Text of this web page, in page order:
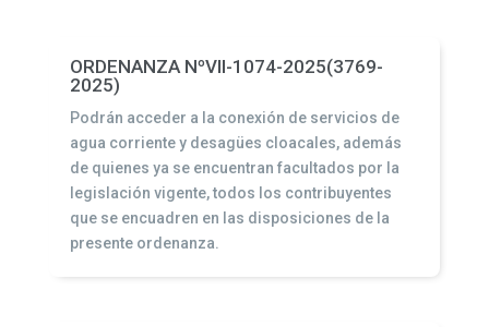
ORDENANZA NºVII-1074-2025(3769-
2025)
Podrán acceder a la conexión de servicios de
agua corriente y desagües cloacales, además
de quienes ya se encuentran facultados por la
legislación vigente, todos los contribuyentes
que se encuadren en las disposiciones de la
presente ordenanza.